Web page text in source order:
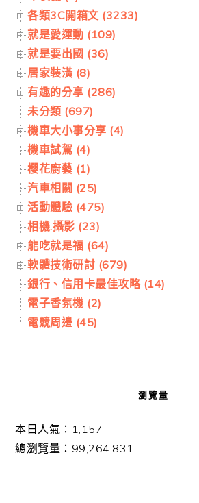
各類3C開箱文 (3233)
就是愛運動 (109)
就是要出國 (36)
居家裝潢 (8)
有趣的分享 (286)
未分類 (697)
機車大小事分享 (4)
機車試駕 (4)
櫻花廚藝 (1)
汽車相關 (25)
活動體驗 (475)
相機.攝影 (23)
能吃就是福 (64)
軟體技術研討 (679)
銀行、信用卡最佳攻略 (14)
電子香氛機 (2)
電競周邊 (45)
瀏覽量
本日人氣：1,157
總瀏覽量：99,264,831